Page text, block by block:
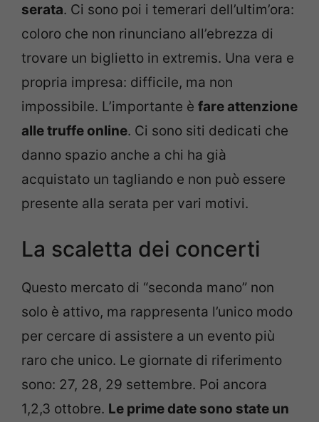
serata. Ci sono poi i temerari dell’ultim’ora:
coloro che non rinunciano all’ebrezza di
trovare un biglietto in extremis. Una vera e
propria impresa: difficile, ma non
impossibile. L’importante è fare attenzione
alle truffe online. Ci sono siti dedicati che
danno spazio anche a chi ha già
acquistato un tagliando e non può essere
presente alla serata per vari motivi.
La scaletta dei concerti
Questo mercato di “seconda mano” non
solo è attivo, ma rappresenta l’unico modo
per cercare di assistere a un evento più
raro che unico. Le giornate di riferimento
sono: 27, 28, 29 settembre. Poi ancora
1,2,3 ottobre. Le prime date sono state un